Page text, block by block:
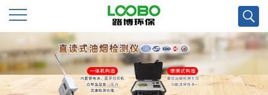
公
司